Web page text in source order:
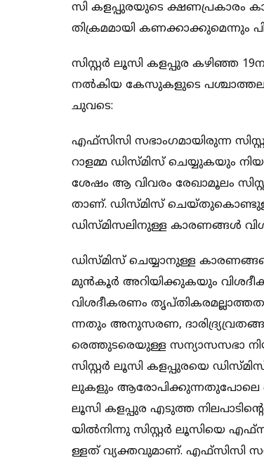
സി ക​​​​ള​​​​പ്പു​​​​ര​​​​യു​​​​ടെ ക്ഷ​​ണ​​പ്ര​​​​കാ​​​​രം
തി​​​​ക്ര​​​​മ​​​​മാ​​​​യി ക​​​​ണ​​​​ക്കാ​​​​ക്കു​​​​മെ​​​​ന്നും
സി​​​​സ്റ്റ​​​​ർ ലൂ​​​​സി ക​​​​ള​​​​പ്പു​​​​ര ക​​​​ഴി​​​​ഞ്ഞ
ന​​​​ൽ​​​​കി​​​​യ കേ​​​​സു​​​​ക​​​​ളു​​​​ടെ
ചു​​​​വ​​​​ടെ:
എ​​​​ഫ്സി​​​​സി സ​​​​ഭാം​​​​ഗ​​​​മാ​​​​യി​​​​രു​​​​ന്ന
റാ​​​​ള​​​​മ്മ ഡി​​​​സ്മി​​​​സ് ചെ​​​​യ്യു​​​​ക​​​​യും
ശേ​​​​ഷം ആ ​​​​വി​​​​വ​​​​രം രേ​​​​ഖാ​​​​മൂ​​​​ലം
താ​​​​ണ്. ഡി​​​​സ്മി​​​​സ്
ഡി​​​​സ്മി​​​​സ​​​​ലി​​​​നു​​​​ള്ള കാ​​​​ര​​​​ണ​​​​ങ്ങ​​​​ൾ
ഡി​​​​സ്മി​​​​സ് ചെയ്യാ​​​​നു​​​​ള്ള
മു​​​​ൻ​​​​കൂ​​​​ർ അ​​​​റി​​​​യി​​​​ക്കു​​​​ക​​​​യും
വി​​​​ശ​​​​ദീ​​​​ക​​​​ര​​​​ണം
ന്ന​​​​തും അ​​​​നു​​​​സ​​​​ര​​​​ണ,
രെത്തുട​​​​രെ​​​​യു​​​​ള്ള സ​​​​ന്യാ​​​​സ​​​​സ​​​​ഭാ
സി​​​​സ്റ്റ​​​​ർ ലൂ​​​​സി ക​​​​ള​​​​പ്പു​​​​ര​​​​യെ
ലു​​​​ക​​​​ളും ആ​​​​രോ​​​​പി​​​​ക്കു​​​​ന്ന​​​​തു​​​​പോ​​​​ലെ
ലൂ​​​​സി ക​​​​ള​​​​പ്പു​​​​ര എ​​​​ടു​​​​ത്ത
യി​​​​ൽ​​​​നി​​​​ന്നു സി​​​​സ്റ്റ​​​​ർ ലൂ​​​​സി​​​​യെ
ള്ളത് വ്യ​​​​ക്ത​​​​വു​​​​മാ​​​​ണ്. എ​​​​ഫ്സി​​​​സി